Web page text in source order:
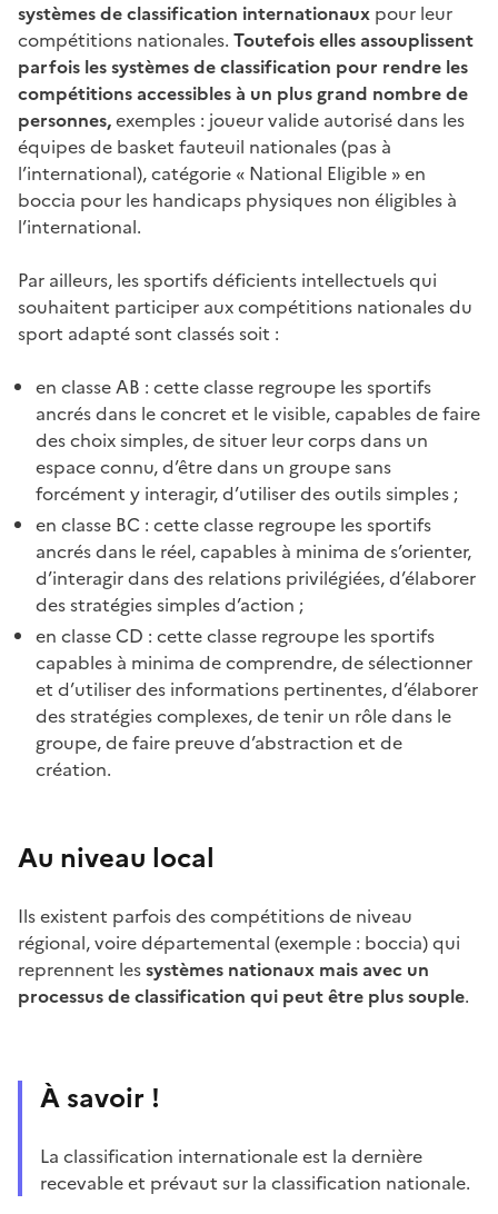
systèmes de classification internationaux pour leur
compétitions nationales. Toutefois elles assouplissent
parfois les systèmes de classification pour rendre les
compétitions accessibles à un plus grand nombre de
personnes,exemples : joueur valide autorisé dans les
équipes de basket fauteuil nationales (pas à
l’international), catégorie « National Eligible » en
boccia pour les handicaps physiques non éligibles à
l’international.
Par ailleurs, les sportifs déficients intellectuels qui
souhaitent participer aux compétitions nationales du
sport adapté sont classés soit :
en classe AB : cette classe regroupe les sportifs
ancrés dans le concret et le visible, capables de faire
des choix simples, de situer leur corps dans un
espace connu, d’être dans un groupe sans
forcément y interagir, d’utiliser des outils simples ;
en classe BC : cette classe regroupe les sportifs
ancrés dans le réel, capables à minima de s’orienter,
d’interagir dans des relations privilégiées, d’élaborer
des stratégies simples d’action ;
en classe CD : cette classe regroupe les sportifs
capables à minima de comprendre, de sélectionner
et d’utiliser des informations pertinentes, d’élaborer
des stratégies complexes, de tenir un rôle dans le
groupe, de faire preuve d’abstraction et de
création.
Au niveau local
Ils existent parfois des compétitions de niveau
régional, voire départemental (exemple : boccia) qui
reprennent lessystèmes nationaux mais avec un
processus de classification qui peut être plus souple.
À savoir !
La classification internationale est la dernière
recevable et prévaut sur la classification nationale.